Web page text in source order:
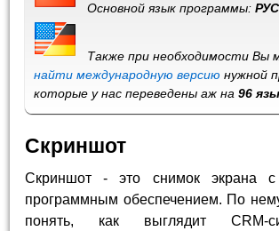
Основной язык программы:
Также при необходимости Вы
найти международную версию нужной
которые у нас переведены аж на96
Скриншот
Скриншот - это снимок экрана
программным обеспечением. По
понять, как выглядит CRM-